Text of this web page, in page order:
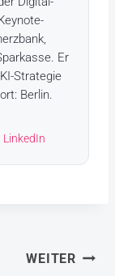
Er
Strategie
Berlin.
LinkedIn
WEITER